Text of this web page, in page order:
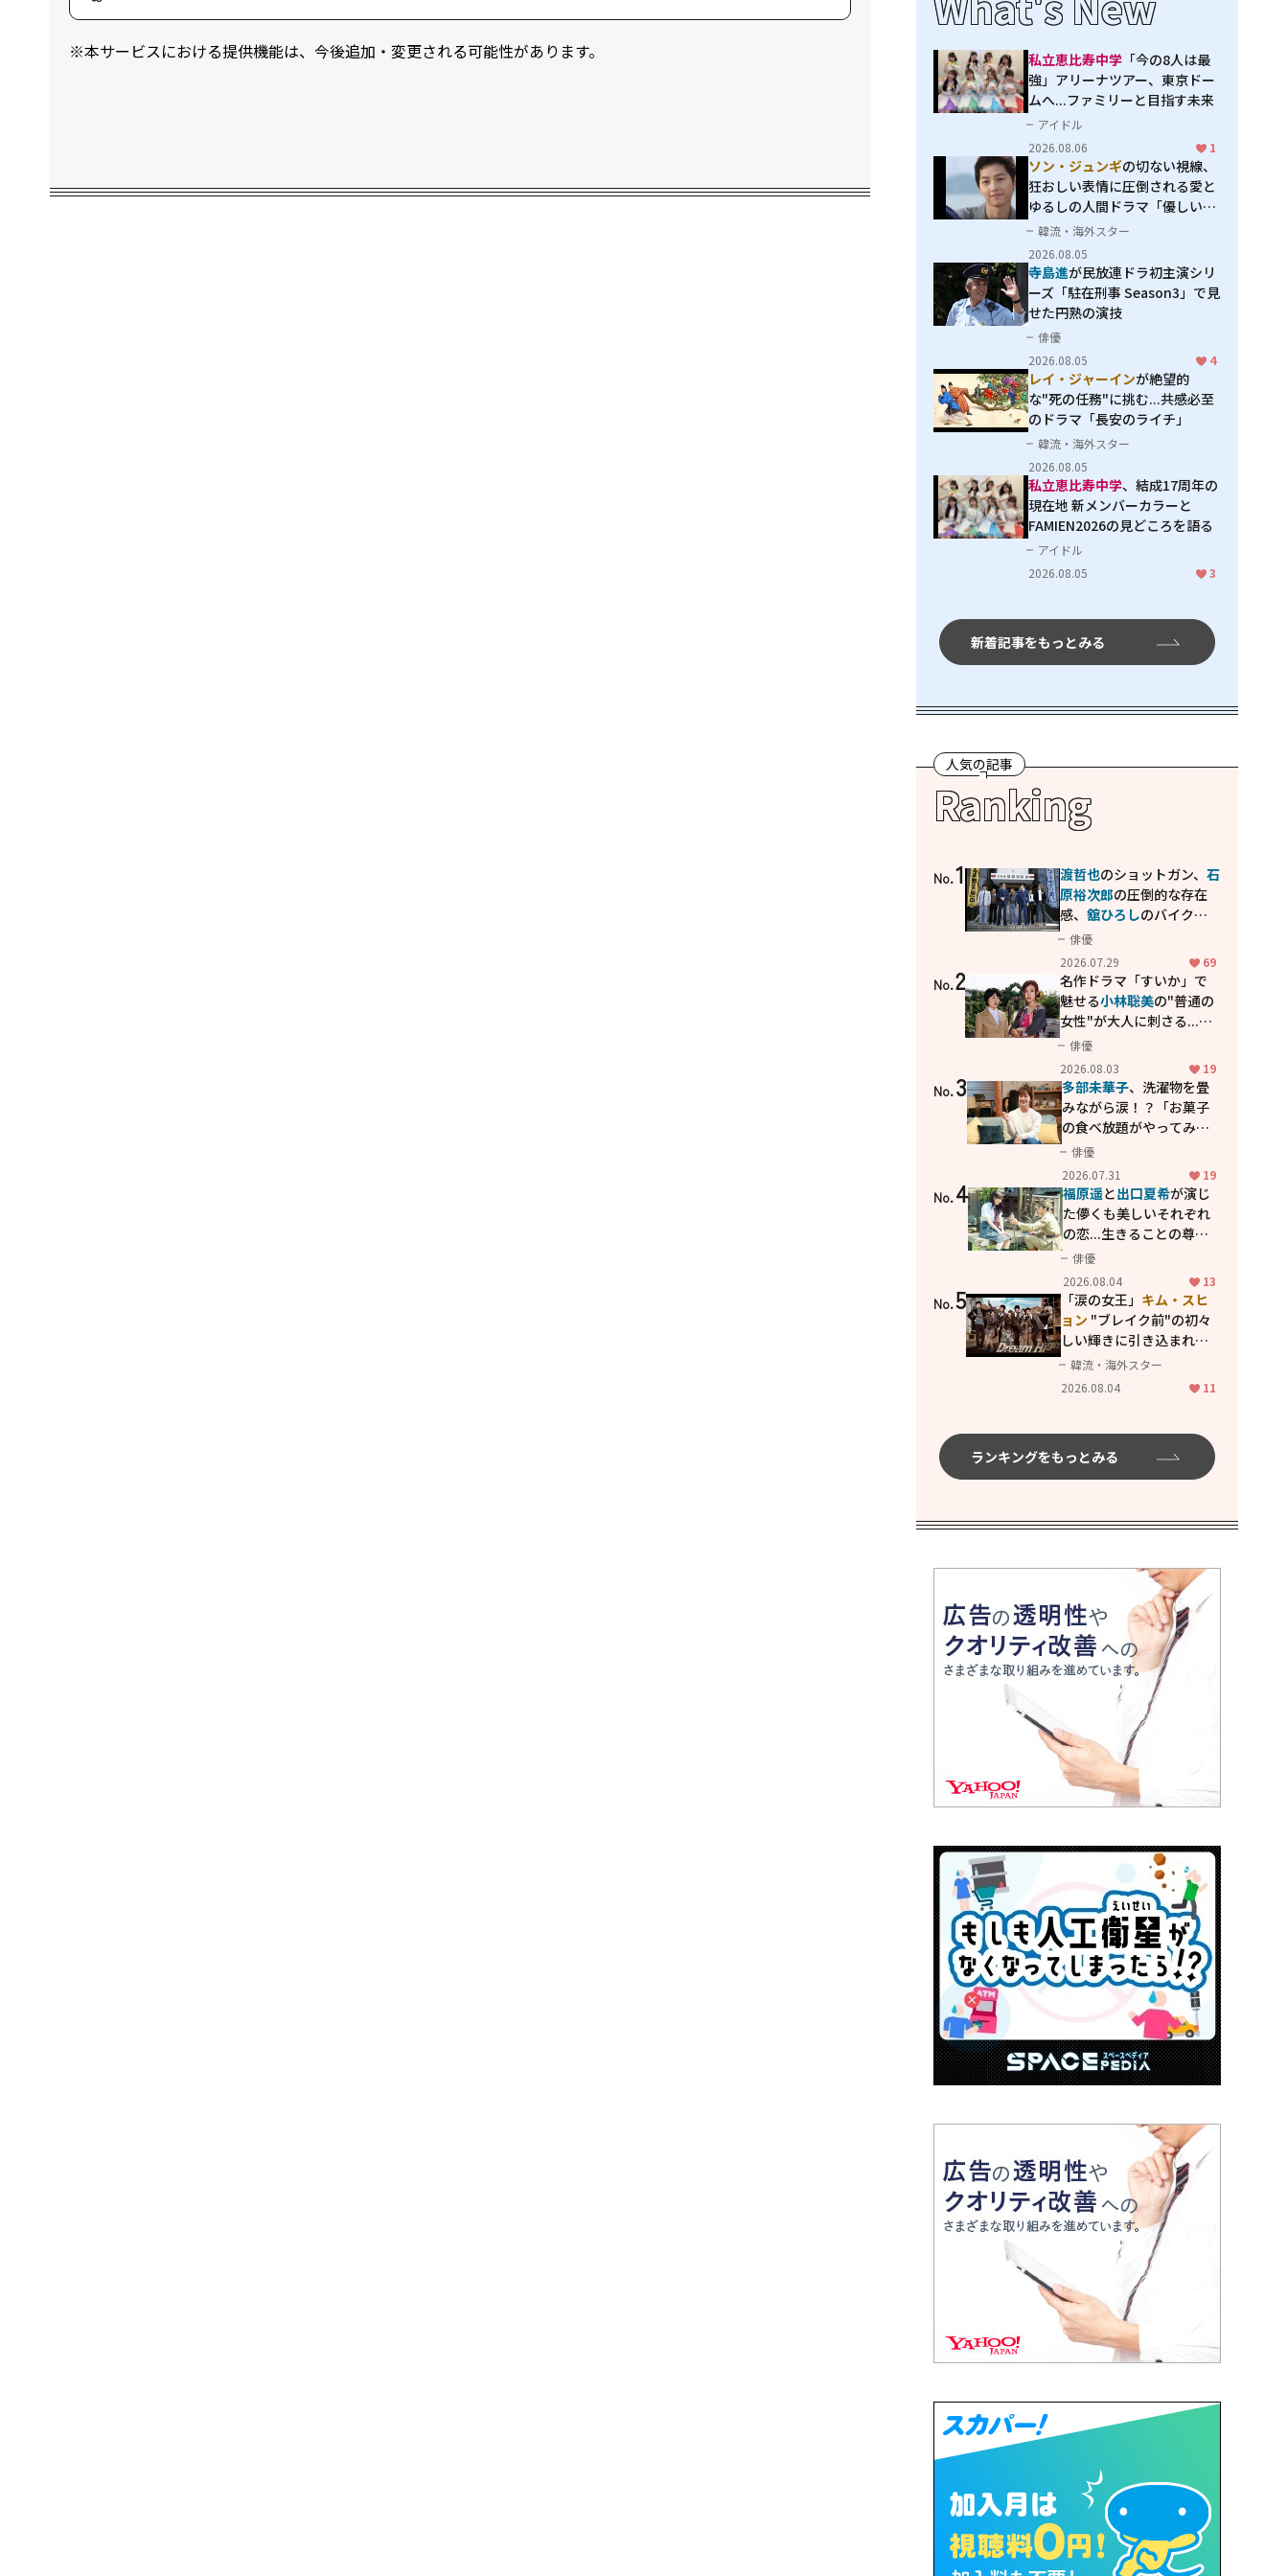
ログインユーザー限定のプレゼントに応募することができます。また、ログイン限定記事を閲覧
することができます。
※本サービスにおける提供機能は、今後追加・変更される可能性があります。 私立恵比寿中学 「今の8人は最
強」アリーナツアー、東京ドー
ムへ...ファミリーと目指す未来
アイドル
2026.08.06
1
ソン・ジュンギの切ない視線、
狂おしい表情に圧倒される――愛と
ゆるしの人間ドラマ「優しい
男」
韓流・海外スター
2026.08.05
寺島進が民放連ドラ初主演シリ
ーズ「駐在刑事 Season3」で見
せた円熟の演技
俳優
2026.08.05
4
レイ・ジャーインが絶望的
な"死の任務"に挑む...共感必至
のドラマ「長安のライチ」
韓流・海外スター
2026.08.05
私立恵比寿中学、結成17周年の
現在地 新メンバーカラーと
FAMIEN2026の見どころを語る
アイドル
2026.08.05
3
新着記事をもっとみる
人気の記事
Ranking
No.1 渡哲也のショットガン、石
原裕次郎の圧倒的な存在
感、舘ひろしのバイクア
クション！"大門軍団"の
カッコよさが詰まった
「西部警察 PART-II」
俳優
2026.07.29
69
No.2
名作ドラマ「すいか」で
魅せる小林聡美の"普通の
女性"が大人に刺さる...映
画「かもめ食堂」にも通
じる静かな芝居
俳優
2026.08.03
19
No.3 多部未華子、洗濯物を畳
みながら涙！？「お菓子
の食べ放題がやってみた
い」ハンディファン4台の
暑さ対策も明かす
俳優
2026.07.31
19
No.4 福原遥と出口夏希が演じ
た儚くも美しいそれぞれ
の恋...生きることの尊さ
を教えてくれた映画「あ
の花が咲く丘で、君とま
た出会えたら。」
俳優
2026.08.04
13
No.5 「涙の女王」 キム・スヒ
ョン "ブレイク前"の初々
しい輝きに引き込まれ
る...2PM テギョン
共演の青春名作「ドリー
韓流・海外スター
2026.08.04
11
ランキングをもっとみる